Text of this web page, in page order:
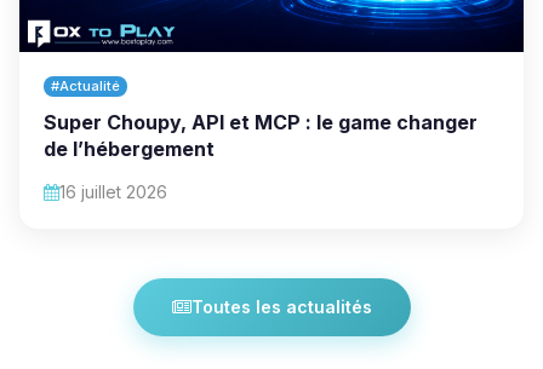
#Actualité
Super Choupy, API et MCP : le game changer
de l’hébergement
16 juillet 2026
Toutes les actualités